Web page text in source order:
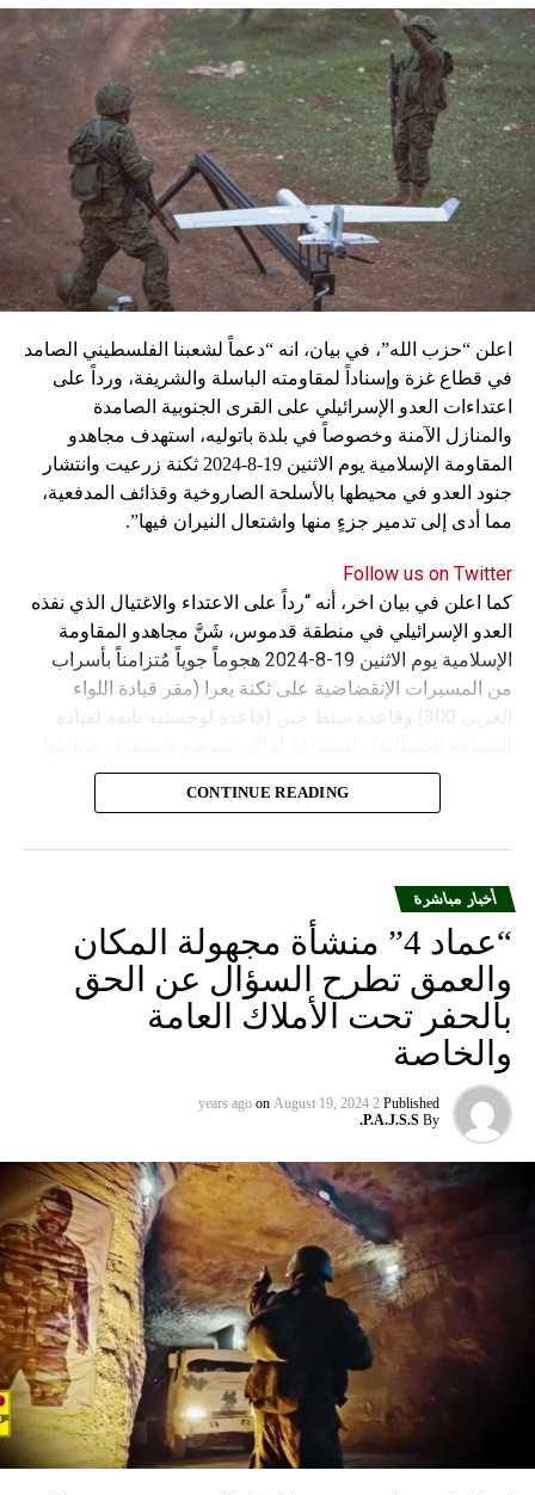
اعلن “حزب الله”، في بيان، انه “دعماً لشعبنا الفلسطيني الصامد
في قطاع غزة وإسناداً لمقاومته الباسلة ‌‏‌‏‌والشريفة، ورداً على
اعتداءات العدو الإسرائيلي على القرى الجنوبية الصامدة
والمنازل الآمنة وخصوصاً في بلدة باتوليه، استهدف مجاهدو
المقاومة الإسلامية يوم الاثنين 19-8-2024 ثكنة زرعيت وانتشار
جنود العدو في محيطها بالأسلحة الصاروخية وقذائف المدفعية،
مما أدى إلى تدمير جزءٍ منها واشتعال النيران فيها”.
Follow us on Twitter
كما اعلن في بيان اخر، أنه “رداً على الاعتداء والاغتيال الذي نفذه
العدو الإسرائيلي في منطقة قدموس، شَنَّ مجاهدو المقاومة
الإسلامية يوم الاثنين 19-8-2024 هجوماً جوياً مُتزامناً بأسراب
من المسيرات الإنقضاضية على ثكنة يعرا (مقر قيادة اللواء
الغربي 300) وقاعدة سنط جين (قاعدة لوجستية تابعة لقيادة
وجنودها وأصابت أهدافها بدقة وأوقعت فيهم عدداً من القتلى
CONTINUE READING
أخبار مباشرة
“عماد 4” منشأة مجهولة المكان
والعمق تطرح السؤال عن الحق
بالحفر تحت الأملاك العامة
والخاصة
Published
2 years ago
on August 19, 2024
By
P.A.J.S.S.